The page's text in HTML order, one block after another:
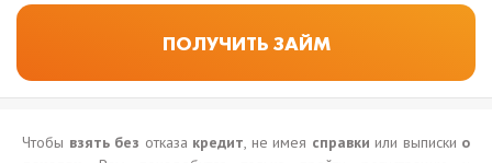
Чтобы взять без отказа кредит, не имея справки или выписки о